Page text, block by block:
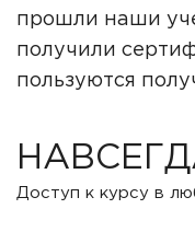
прошли наши
получили
пользуются
Доступ к курсу в